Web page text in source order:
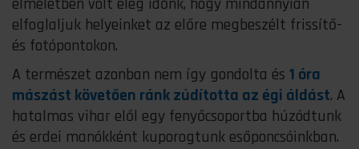
elfoglaljuk helyeinket az előre megbeszélt frissítő-
és fotópontokon.
A természet azonban nem így gondolta és 1 óra
mászást követően ránk zúdította az égi áldást. A
hatalmas vihar elől egy fenyőcsoportba húzódtunk
és erdei manókként kuporogtunk esőponcsóinkban.